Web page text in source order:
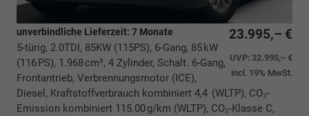
23.995,– €
UVP: 32.995,– €
incl. 19% MwSt.
unverbindliche Lieferzeit: 7 Monate
5-türig, 2.0TDI, 85KW (115PS), 6-Gang, 85 kW
(116 PS), 1.968 cm³, 4 Zylinder, Schalt. 6-Gang,
Frontantrieb, Verbrennungsmotor (ICE),
Diesel, Kraftstoffverbrauch kombiniert 4,4 (WLTP), CO₂-
Emission kombiniert 115.00 g/km (WLTP), CO₂-Klasse C,